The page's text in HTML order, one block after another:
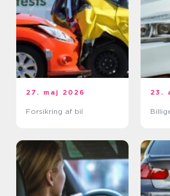
27. maj 2026
Forsikring af bil
23.